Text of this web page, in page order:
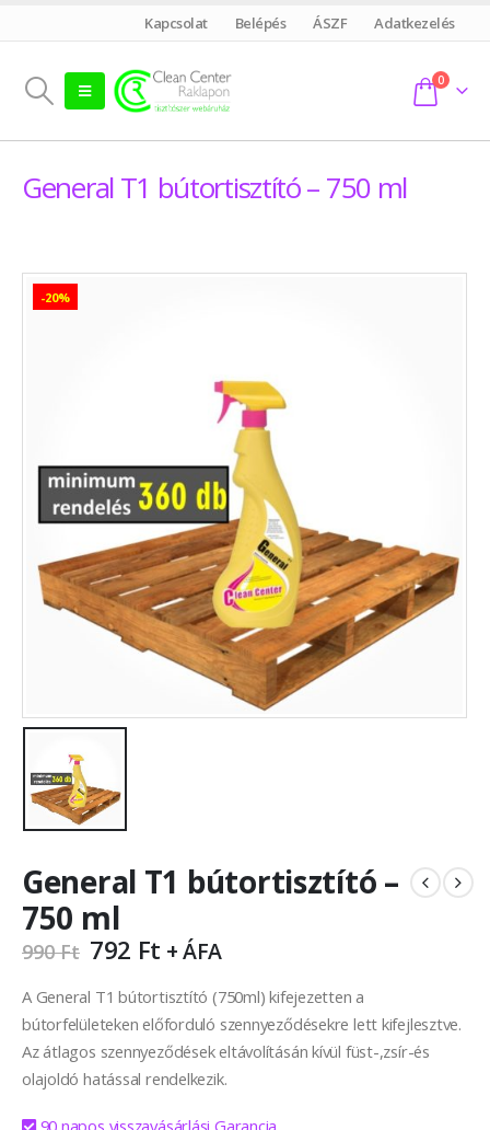
Kapcsolat Belépés ÁSZF Adatkezelés
0
General T1 bútortisztító – 750 ml
-20%
General T1 bútortisztító –
750 ml
990Ft 792 Ft + ÁFA
A General T1 bútortisztító (750ml) kifejezetten a
bútorfelületeken előforduló szennyeződésekre lett kifejlesztve.
Az átlagos szennyeződések eltávolításán kívül füst-,zsír-és
olajoldó hatással rendelkezik.